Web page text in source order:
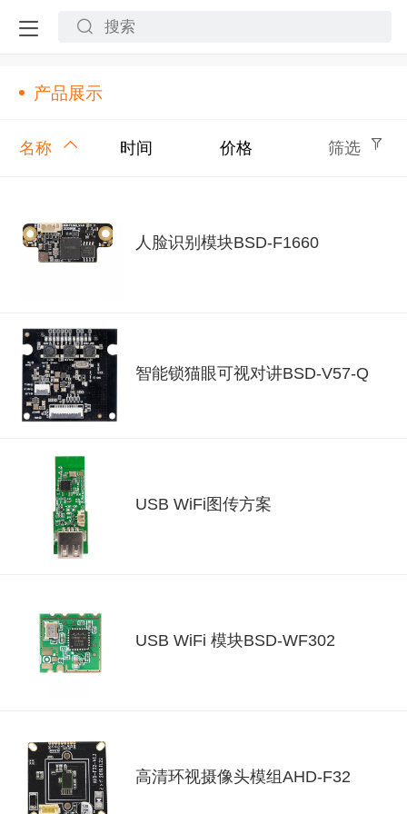
产品展示
名称 时间 价格 筛选
人脸识别模块BSD-F1660
智能锁猫眼可视对讲BSD-V57-Q
USB WiFi图传方案
USB WiFi 模块BSD-WF302
高清环视摄像头模组AHD-F32